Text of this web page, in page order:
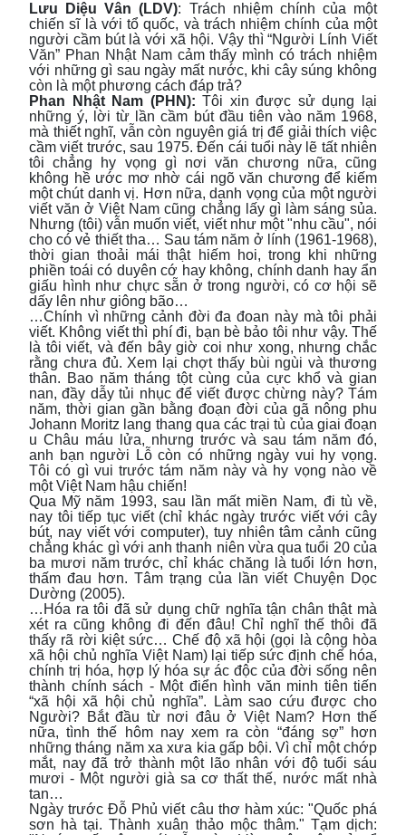
Lưu Diệu Vân (LDV): Trách nhiệm chính của một
chiến sĩ là với tổ quốc, và trách nhiệm chính của một
người cầm bút là với xã hội. Vậy thì “Người Lính Viết
Văn” Phan Nhật Nam cảm thấy mình có trách nhiệm
với những gì sau ngày mất nước, khi cây súng không
còn là một phương cách đáp trả?
Phan Nhật Nam (PHN): Tôi xin được sử dụng lại
những ý, lời từ lần cầm bút đầu tiên vào năm 1968,
mà thiết nghĩ, vẫn còn nguyên giá trị để giải thích việc
cầm viết trước, sau 1975. Đến cái tuổi này lẽ tất nhiên
tôi chẳng hy vọng gì nơi văn chương nữa, cũng
không hề ước mơ nhờ cái ngõ văn chương để kiếm
một chút danh vị. Hơn nữa, danh vọng của một người
viết văn ở Việt Nam cũng chẳng lấy gì làm sáng sủa.
Nhưng (tôi) vẫn muốn viết, viết như một "nhu cầu", nói
cho có vẻ thiết tha… Sau tám năm ở lính (1961-1968),
thời gian thoải mái thật hiếm hoi, trong khi những
phiền toái có duyên cớ hay không, chính danh hay ẩn
giấu hình như chực sẵn ở trong người, có cơ hội sẽ
dấy lên như giông bão…
…Chính vì những cảnh đời đa đoan này mà tôi phải
viết. Không viết thì phí đi, bạn bè bảo tôi như vậy. Thế
là tôi viết, và đến bây giờ coi như xong, nhưng chắc
rằng chưa đủ. Xem lại chợt thấy bùi ngùi và thương
thân. Bao năm tháng tột cùng của cực khổ và gian
nan, đầy dẫy tủi nhục để viết được chừng này? Tám
năm, thời gian gần bằng đoạn đời của gã nông phu
Johann Moritz lang thang qua các trại tù của giai đoạn
u Châu máu lửa, nhưng trước và sau tám năm đó,
anh bạn người Lỗ còn có những ngày vui hy vọng.
Tôi có gì vui trước tám năm này và hy vọng nào về
một Việt Nam hậu chiến!
Qua Mỹ năm 1993, sau lần mất miền Nam, đi tù về,
nay tôi tiếp tục viết (chỉ khác ngày trước viết với cây
bút, nay viết với computer), tuy nhiên tâm cảnh cũng
chẳng khác gì với anh thanh niên vừa qua tuổi 20 của
ba mươi năm trước, chỉ khác chăng là tuổi lớn hơn,
thấm đau hơn. Tâm trạng của lần viết Chuyện Dọc
Dường (2005).
…Hóa ra tôi đã sử dụng chữ nghĩa tận chân thật mà
xét ra cũng không đi đến đâu! Chỉ nghĩ thế thôi đã
thấy rã rời kiệt sức… Chế độ xã hội (gọi là cộng hòa
xã hội chủ nghĩa Việt Nam) lại tiếp sức định chế hóa,
chính trị hóa, hợp lý hóa sự ác độc của đời sống nên
thành chính sách - Một điển hình văn minh tiên tiến
“xã hội xã hội chủ nghĩa”. Làm sao cứu được cho
Người? Bắt đầu từ nơi đâu ở Việt Nam? Hơn thế
nữa, tình thế hôm nay xem ra còn “đáng sợ” hơn
những tháng năm xa xưa kia gấp bội. Vì chỉ một chớp
mắt, nay đã trở thành một lão nhân với độ tuổi sáu
mươi - Một người già sa cơ thất thế, nước mất nhà
tan…
Ngày trước Đỗ Phủ viết câu thơ hàm xúc: "Quốc phá
sơn hà tại. Thành xuân thảo mộc thâm." Tạm dịch: